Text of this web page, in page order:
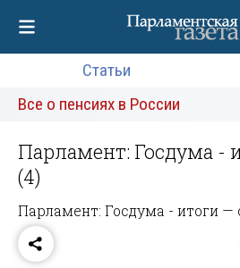
Статьи
Все о пенсиях в России
Парламент: Госдума -
(4)
Парламент: Госдума - итоги —